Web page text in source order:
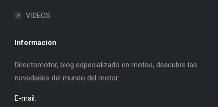
VIDEOS
Información
Directomotor, blog especializado en motos, descubre las
novedades del mundo del motor.
E-mail: